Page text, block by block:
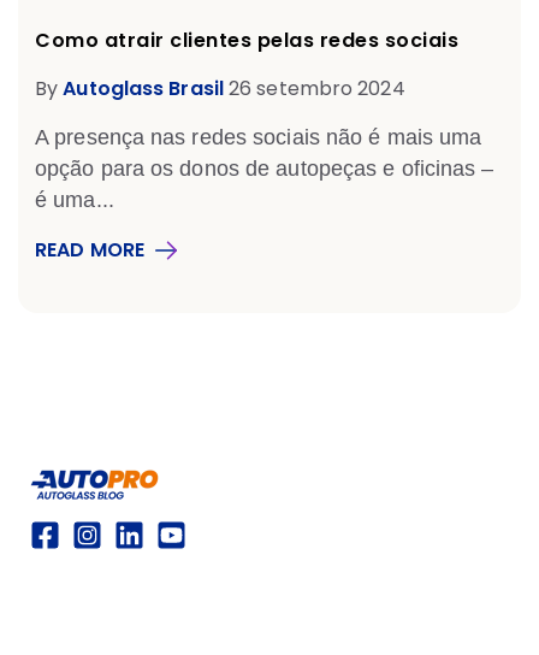
Como atrair clientes pelas redes sociais
ByAutoglass Brasil26 setembro 2024
A presença nas redes sociais não é mais uma
opção para os donos de autopeças e oficinas –
é uma...
READ MORE